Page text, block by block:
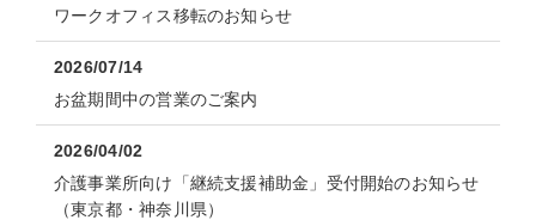
ワークオフィス移転のお知らせ
2026/07/14
お盆期間中の営業のご案内
2026/04/02
介護事業所向け「継続支援補助金」受付開始のお知らせ
（東京都・神奈川県）